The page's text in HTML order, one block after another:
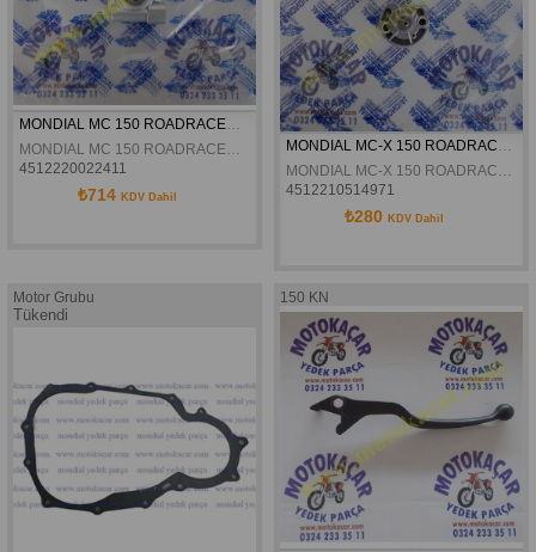
MONDIAL MC 150 ROADRACER KILOMETRE ADABTÖRÜ ORJINAL
4512220022411
₺714 KDV Dahil
4512210514971
₺280 KDV Dahil
Motor Grubu
Tükendi
150 KN